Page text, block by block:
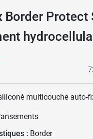
Border Protect
multicouche auto-
: Border